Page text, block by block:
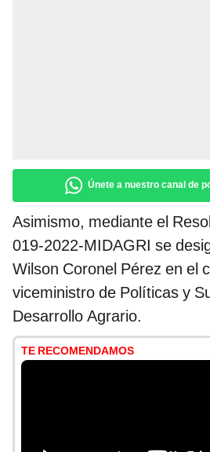
Únete a nuestro canal de
Asimismo, mediante el
019-2022-MIDAGRI se
Wilson Coronel Pérez en el
viceministro de Políticas y
Desarrollo Agrario.
TE RECOMENDAMOS